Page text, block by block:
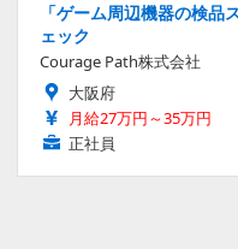
「ゲーム周辺機器の検
ェック
Courage Path株式会社
大阪府
月給27万円～35万円
正社員